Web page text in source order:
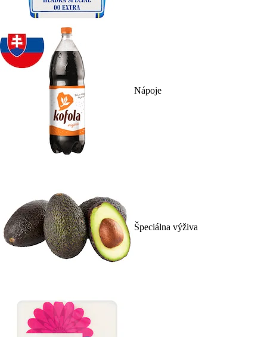
Nápoje
Špeciálna výživa